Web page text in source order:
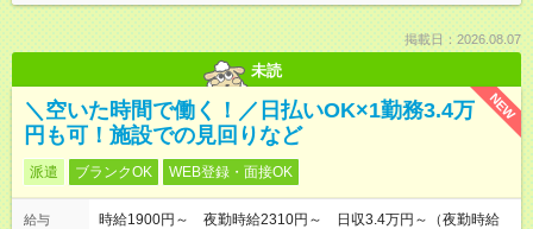
掲載日：2026.08.07
未読
NEW
＼空いた時間で働く！／日払いOK×1勤務3.4万
円も可！施設での見回りなど
派遣 ブランクOK WEB登録・面接OK
給与
時給1900円～ 夜勤時給2310円～ 日収3.4万円～（夜勤時給